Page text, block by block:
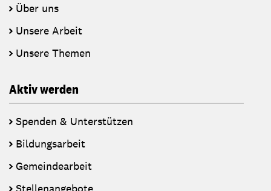
Über uns
Unsere Arbeit
Unsere Themen
Aktiv werden
Spenden & Unterstützen
Bildungsarbeit
Gemeindearbeit
Stellenangebote